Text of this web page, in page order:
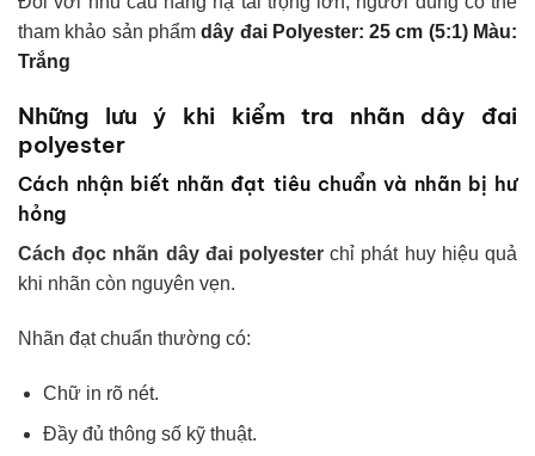
tham khảo sản phẩmdây đai Polyester: 25 cm (5:1) Màu:
Trắng
Những lưu ý khi kiểm tra nhãn dây đai
polyester
Cách nhận biết nhãn đạt tiêu chuẩn và nhãn bị hư
hỏng
Cách đọc nhãn dây đai polyester chỉ phát huy hiệu quả
khi nhãn còn nguyên vẹn.
Nhãn đạt chuẩn thường có:
Chữ in rõ nét.
Đầy đủ thông số kỹ thuật.